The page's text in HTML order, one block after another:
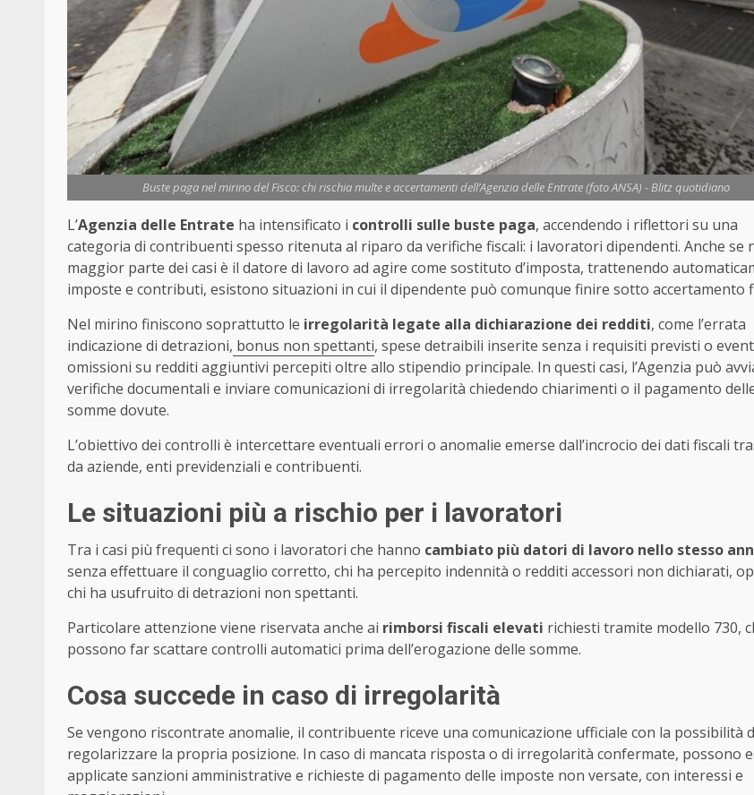
Buste paga nel mirino del Fisco: chi rischia multe e accertamenti dell’Agenzia delle Entrate (foto ANSA) - Blitz quotidiano
L’Agenzia delle Entrate ha intensificato i controlli sulle buste paga, accendendo i riflettori su una
categoria di contribuenti spesso ritenuta al riparo da verifiche fiscali: i lavoratori dipendenti. Anche se
maggior parte dei casi è il datore di lavoro ad agire come sostituto d’imposta, trattenendo
imposte e contributi, esistono situazioni in cui il dipendente può comunque finire sotto accertamento
Nel mirino finiscono soprattutto le irregolarità legate alla dichiarazione dei redditi, come l’errata
indicazione di detrazioni, bonus non spettanti, spese detraibili inserite senza i requisiti previsti o
omissioni su redditi aggiuntivi percepiti oltre allo stipendio principale. In questi casi, l’Agenzia può
verifiche documentali e inviare comunicazioni di irregolarità chiedendo chiarimenti o il pagamento
somme dovute.
L’obiettivo dei controlli è intercettare eventuali errori o anomalie emerse dall’incrocio dei dati fiscali
da aziende, enti previdenziali e contribuenti.
Le situazioni più a rischio per i lavoratori
Tra i casi più frequenti ci sono i lavoratori che hanno cambiato più datori di lavoro nello stesso
senza effettuare il conguaglio corretto, chi ha percepito indennità o redditi accessori non dichiarati,
chi ha usufruito di detrazioni non spettanti.
Particolare attenzione viene riservata anche ai rimborsi fiscali elevati richiesti tramite modello 730,
possono far scattare controlli automatici prima dell’erogazione delle somme.
Cosa succede in caso di irregolarità
Se vengono riscontrate anomalie, il contribuente riceve una comunicazione ufficiale con la possibilità
regolarizzare la propria posizione. In caso di mancata risposta o di irregolarità confermate, possono
applicate sanzioni amministrative e richieste di pagamento delle imposte non versate, con interessi e